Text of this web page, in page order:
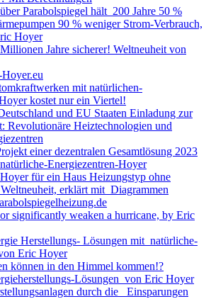
Parabolspiegel hält 200 Jahre 50 %
90 % weniger Strom-Verbrauch,
Hoyer
Jahre sicherer! Weltneuheit von
mit natürlichen-
kostet nur ein Viertel!
und EU Staaten Einladung zur
Revolutionäre Heiztechnologien und
einer dezentralen Gesamtlösung 2023
Energiezentren-Hoyer
für ein Haus Heizungstyp ohne
erklärt mit Diagrammen
significantly weaken a hurricane, by Eric
Herstellungs- Lösungen mit natürliche-
Eric Hoyer
können in den Himmel kommen!?
Lösungen von Eric Hoyer
durch die Einsparungen